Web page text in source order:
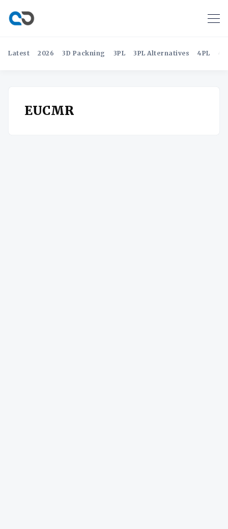
Latest 2026 3D Packning 3PL 3PL Alternatives 4PL
EUCMR